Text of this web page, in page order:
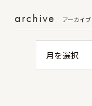
archive アーカイブ